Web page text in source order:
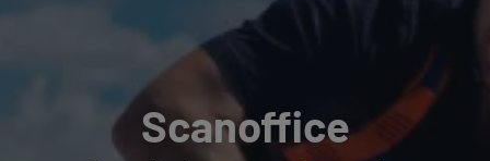
Scanoffice